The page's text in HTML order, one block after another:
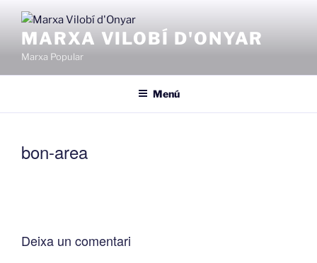
contingut
MARXA VILOBÍ D'ONYAR
Marxa Popular
Menú
bon-area
Deixa un comentari